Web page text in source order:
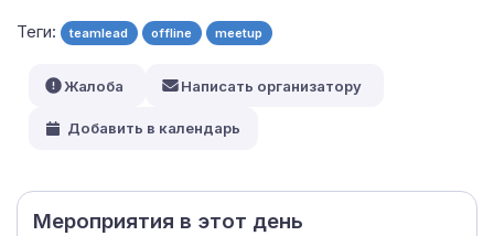
Теги: teamlead offline meetup
Мероприятия в этот день
Жалоба Написать организатору
Добавить в календарь